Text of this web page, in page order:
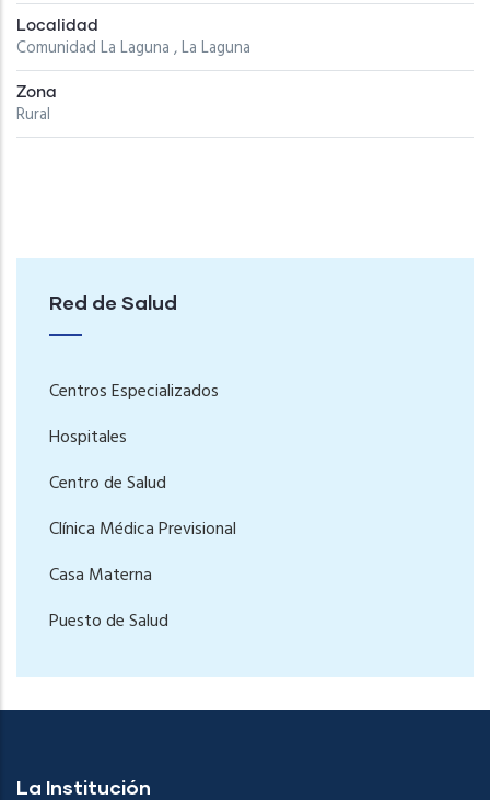
Localidad
Comunidad La Laguna , La Laguna
Zona
Rural
Red de Salud
Centros Especializados
Hospitales
Centro de Salud
Clínica Médica Previsional
Casa Materna
Puesto de Salud
La Institución